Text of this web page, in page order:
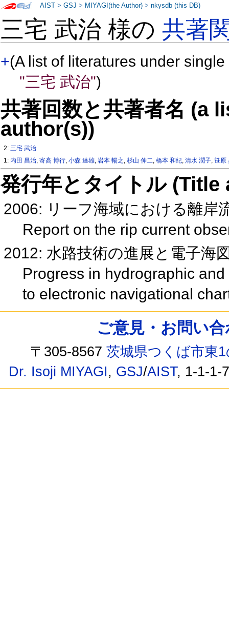
三宅 武治 様の共著
+(A list of literatures under
"三宅 武治")
共著回数と共著者名 (a
author(s))
2:三宅 武治
1: 内田 昌治,寄高 博行,小森 達雄,岩本 暢之 ,杉山 伸二,橋本 和紀,清水 潤子,笹原
発行年とタイトル
2006: リーフ海域における離岸
Report on the rip current
2012: 水路技術の進展と電子海
Progress in hydrographic
to electronic navigational
AIST >GSJ > MIYAGI(the Author) >nkysdb (this DB)
ご意見・お問い
〒305-8567茨城県つくば市東
Dr. Isoji MIYAGI, GSJ/AIST, 1-1-1-